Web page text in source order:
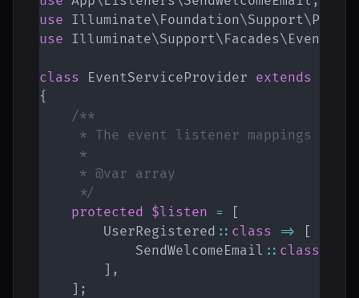
use Illuminate\Foundation\Support\
use Illuminate\Support\Facades\Event
class EventServiceProvider extends
{
/**
* The event listener mappings for
     *
     * @var array
     */
protected $listen =
UserRegistered :: class =>
SendWelcomeEmail :: class
,
;